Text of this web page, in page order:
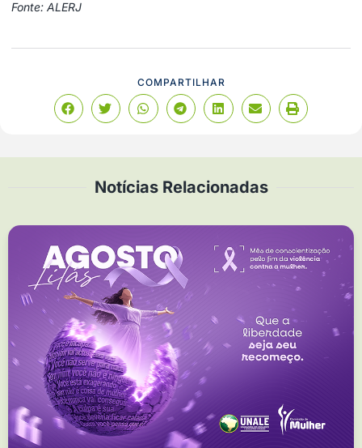
Fonte: ALERJ
COMPARTILHAR
Notícias Relacionadas